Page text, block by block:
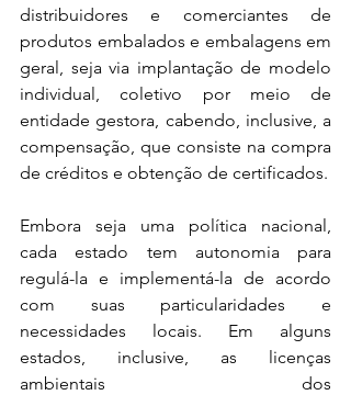
distribuidores e comerciantes de
produtos embalados e embalagens em
geral, seja via implantação de modelo
individual, coletivo por meio de
entidade gestora, cabendo, inclusive, a
compensação, que consiste na compra
de créditos e obtenção de certificados.
Embora seja uma política nacional,
cada estado tem autonomia para
regulá-la e implementá-la de acordo
com suas particularidades e
necessidades locais. Em alguns
estados, inclusive, as licenças
ambientais dos